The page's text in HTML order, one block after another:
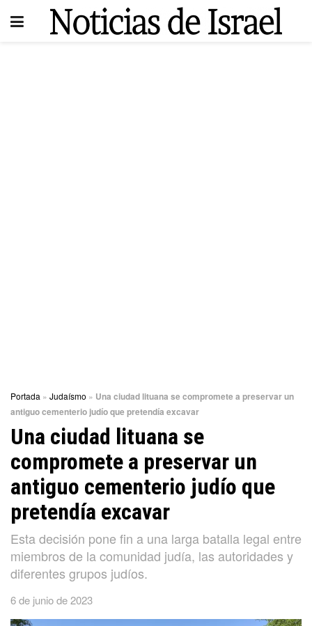
Portada » Judaísmo » Una ciudad lituana se compromete a preservar un
antiguo cementerio judío que pretendía excavar
Una ciudad lituana se
compromete a preservar un
antiguo cementerio judío que
pretendía excavar
Esta decisión pone fin a una larga batalla legal entre
miembros de la comunidad judía, las autoridades y
diferentes grupos judíos.
6 de junio de 2023